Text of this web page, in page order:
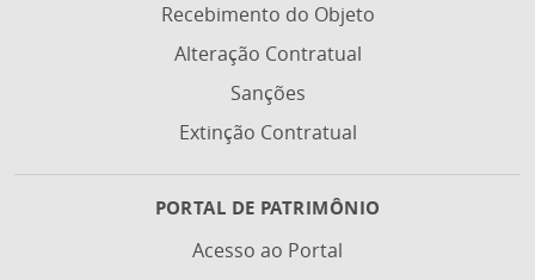
Recebimento do Objeto
Alteração Contratual
Sanções
Extinção Contratual
PORTAL DE PATRIMÔNIO
Acesso ao Portal